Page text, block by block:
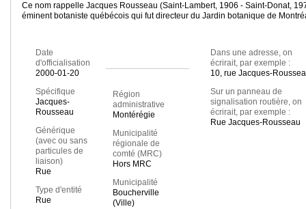
Ce nom rappelle Jacques Rousseau (Saint-Lambert, 1906 ‑ Saint-Donat,
éminent botaniste québécois qui fut directeur du Jardin botanique de
Date
d'officialisation
2000-01-20
Spécifique
Jacques-
Rousseau
Générique
(avec ou sans
particules de
liaison)
Rue
Type d'entité
Rue
Région
administrative
Montérégie
Municipalité
régionale de
comté (MRC)
Hors MRC
Municipalité
Boucherville
(Ville)
Dans une adresse, on
écrirait, par exemple :
10, rue Jacques-
Sur un panneau de
signalisation routière, on
écrirait, par exemple :
Rue Jacques-Rousseau